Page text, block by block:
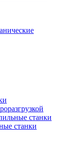
станки
станки